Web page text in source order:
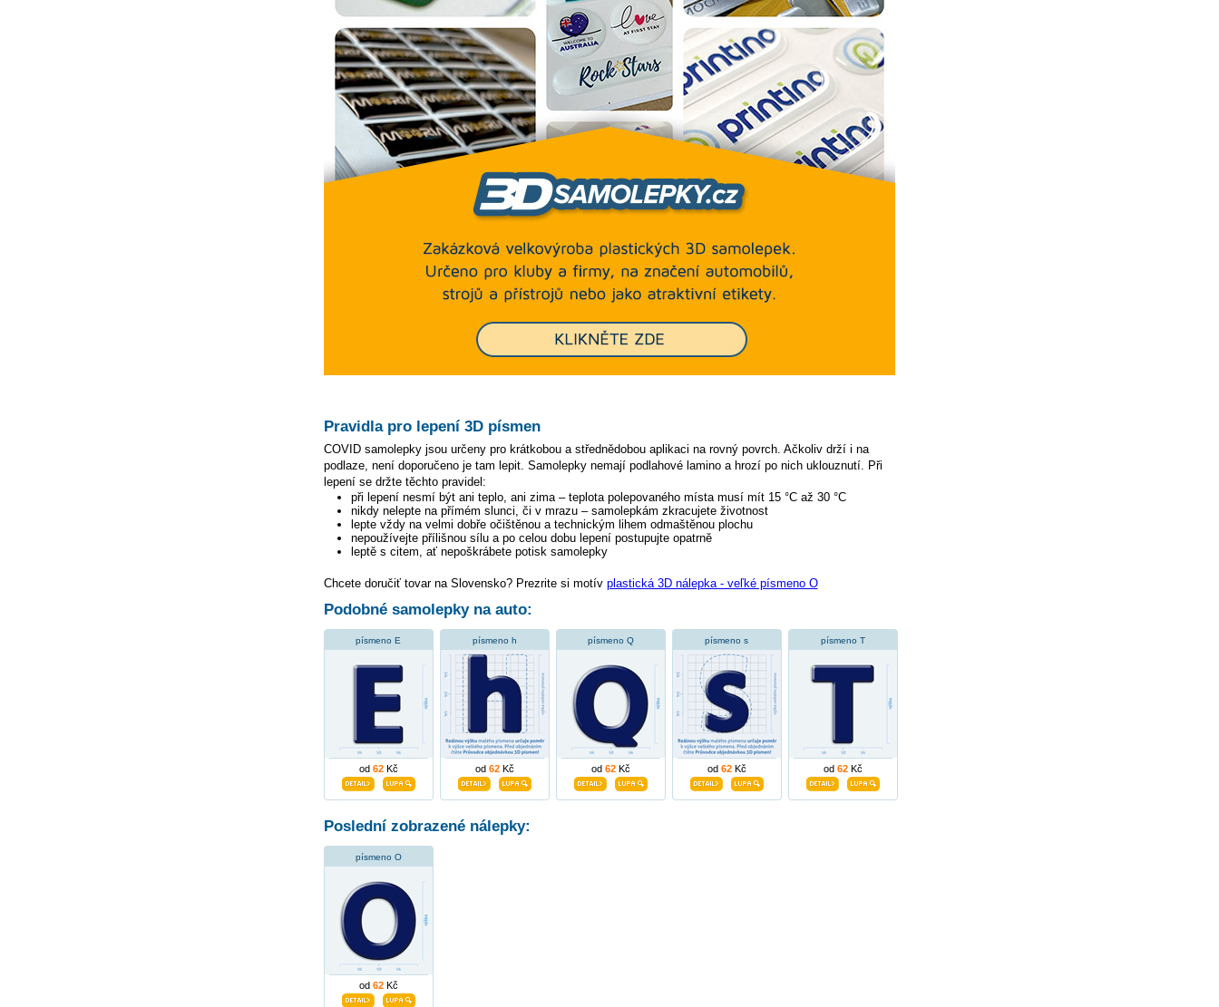
Pravidla pro lepení 3D písmen
COVID samolepky jsou určeny pro krátkobou a střednědobou aplikaci na rovný povrch. Ačkoliv drží i na
podlaze, není doporučeno je tam lepit. Samolepky nemají podlahové lamino a hrozí po nich uklouznutí. Při
lepení se držte těchto pravidel:
při lepení nesmí být ani teplo, ani zima – teplota polepovaného místa musí mít 15 °C až 30 °C
nikdy nelepte na přímém slunci, či v mrazu – samolepkám zkracujete životnost
lepte vždy na velmi dobře očištěnou a technickým lihem odmaštěnou plochu
nepoužívejte přílišnou sílu a po celou dobu lepení postupujte opatrně
leptě s citem, ať nepoškrábete potisk samolepky
Chcete doručiť tovar na Slovensko? Prezrite si motív plastická 3D nálepka - veľké písmeno O
Podobné samolepky na auto:
písmeno E
od 62Kč
písmeno h
od 62Kč
písmeno Q
od 62Kč
písmeno s
od 62Kč
písmeno T
od 62Kč
Poslední zobrazené nálepky:
písmeno O
od 62Kč